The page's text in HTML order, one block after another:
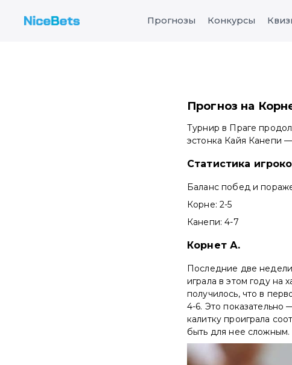
Прогнозы Конкурсы
Прогноз на
Турнир в Праге
эстонка Кайя Канепи
Статистика
Баланс побед и
Корне: 2-5
Канепи: 4-7
Корнет А.
Последние две недели
играла в этом году на
получилось, что в
4-6. Это показательно
калитку проиграла
быть для нее сложным.